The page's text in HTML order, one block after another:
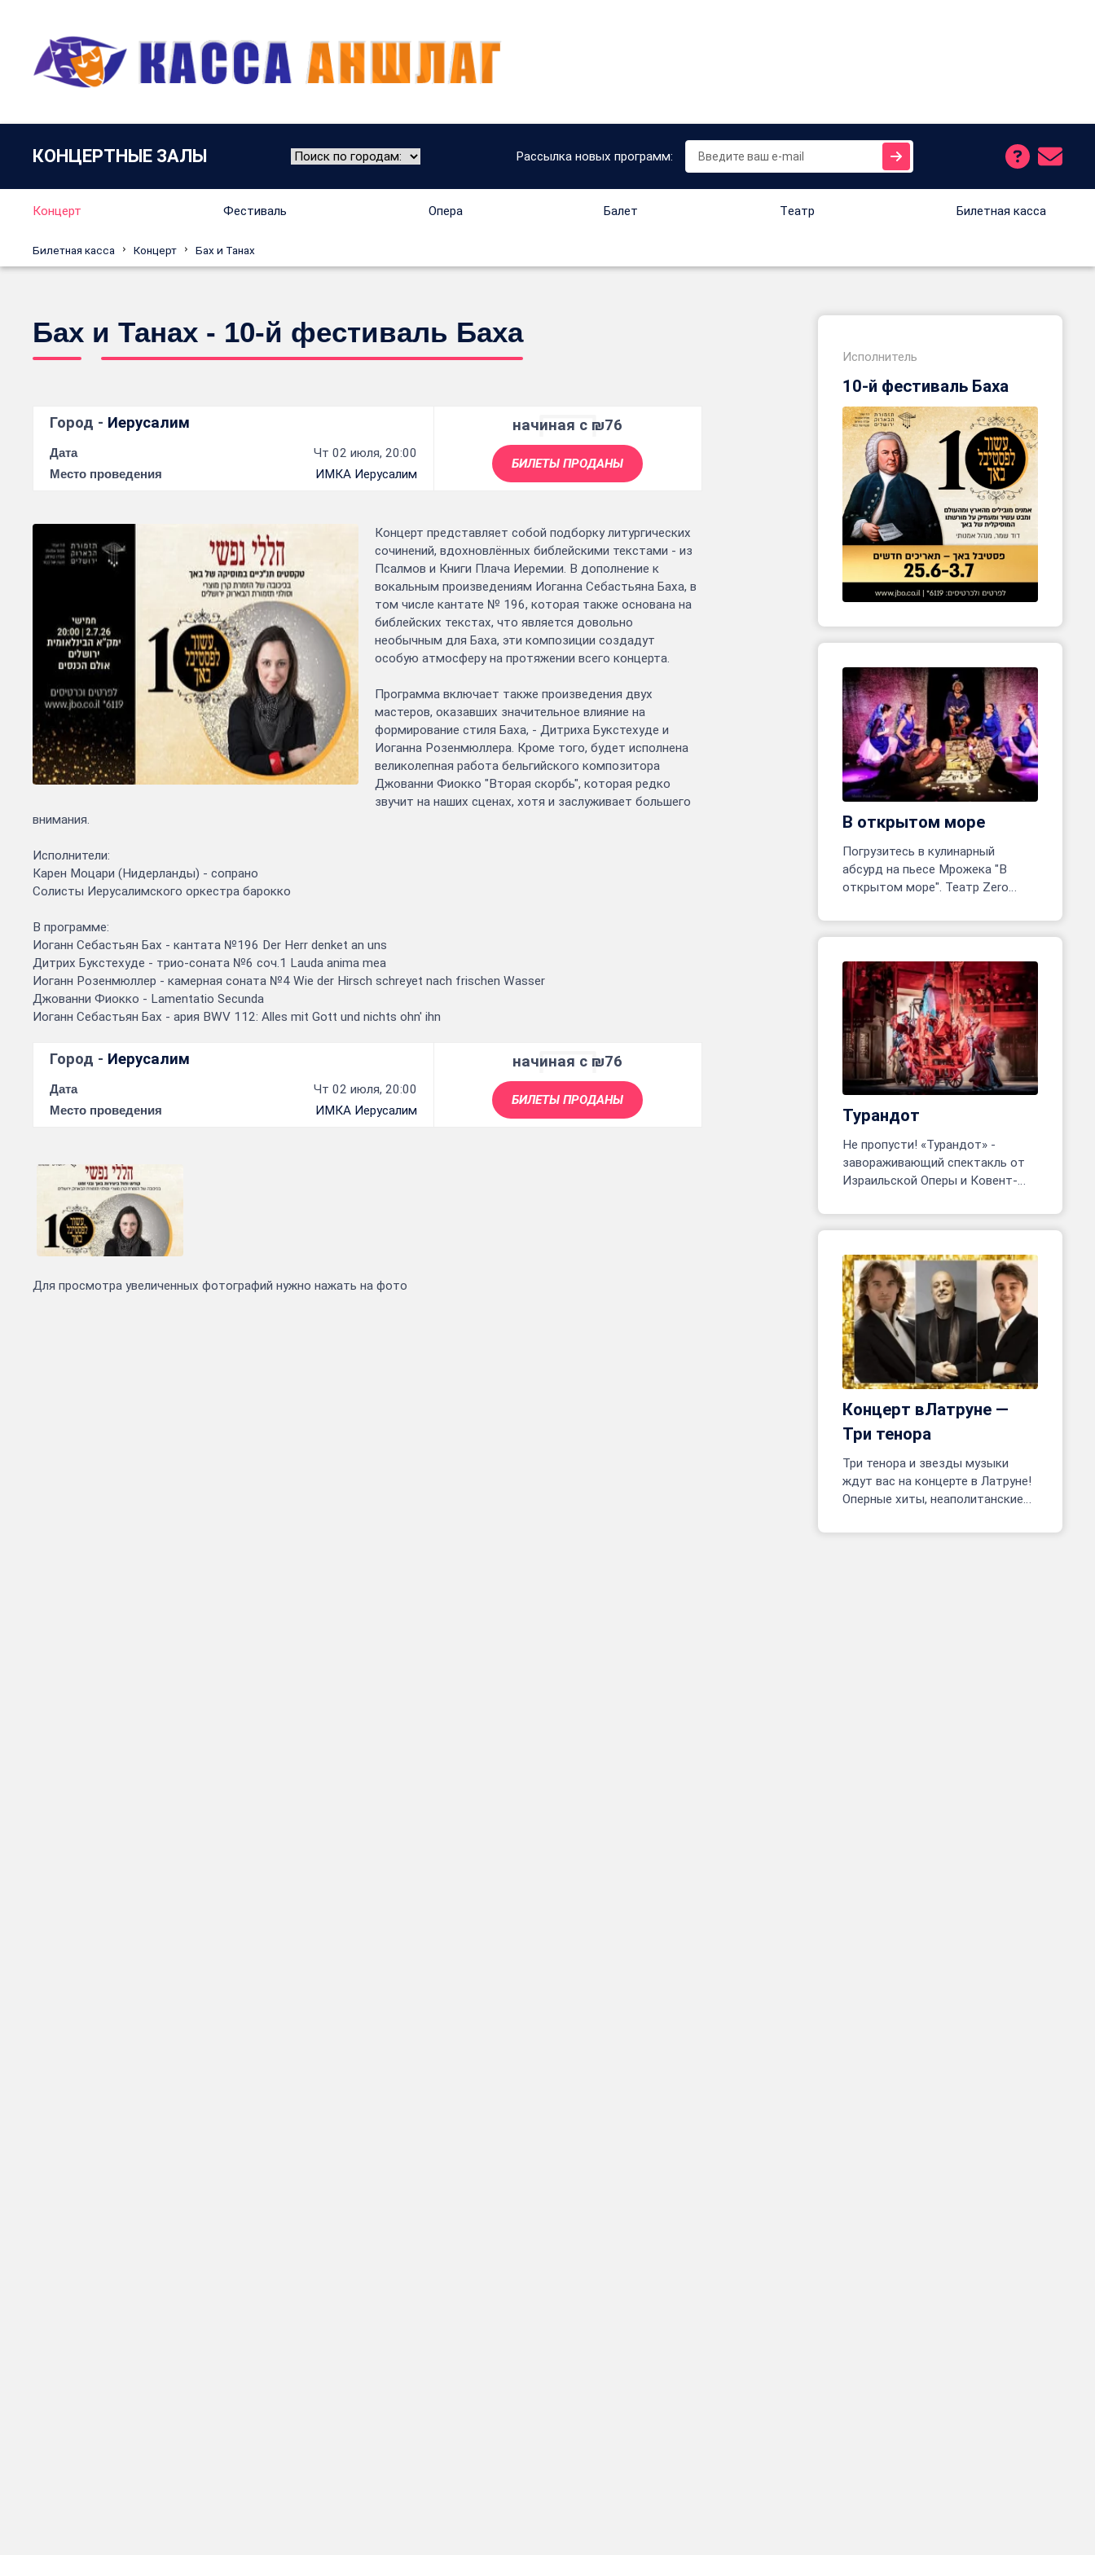
КОНЦЕРТНЫЕ ЗАЛЫ Рассылка новых программ:
Концерт Фестиваль Опера Балет Tеатр Билетная касса
Билетная касса Концерт Бах и Танах
Бах и Танах - 10-й фестиваль Баха
Город - Иерусалим
Дата Чт 02 июля, 20:00
Место проведения ИМКА Иерусалим
начиная с ₪76
БИЛЕТЫ ПРОДАНЫ
Концерт представляет собой подборку литургических
сочинений, вдохновлённых библейскими текстами - из
Псалмов и Книги Плача Иеремии. В дополнение к
вокальным произведениям Иоганна Себастьяна Баха, в
том числе кантате № 196, которая также основана на
библейских текстах, что является довольно
необычным для Баха, эти композиции создадут
особую атмосферу на протяжении всего концерта.
Программа включает также произведения двух
мастеров, оказавших значительное влияние на
формирование стиля Баха, - Дитриха Букстехуде и
Иоганна Розенмюллера. Кроме того, будет исполнена
великолепная работа бельгийского композитора
Джованни Фиокко "Вторая скорбь", которая редко
звучит на наших сценах, хотя и заслуживает большего
внимания.
Исполнители:
Карен Моцари (Нидерланды) - сопрано
Солисты Иерусалимского оркестра барокко
В программе:
Иоганн Себастьян Бах - кантата №196 Der Herr denket an uns
Дитрих Букстехуде - трио-соната №6 соч.1 Lauda anima mea
Иоганн Розенмюллер - камерная соната №4 Wie der Hirsch schreyet nach frischen Wasser
Джованни Фиокко - Lamentatio Secunda
Иоганн Себастьян Бах - ария BWV 112: Alles mit Gott und nichts ohn' ihn
Город - Иерусалим
Дата Чт 02 июля, 20:00
Место проведения ИМКА Иерусалим
начиная с ₪76
БИЛЕТЫ ПРОДАНЫ
Для просмотра увеличенных фотографий нужно нажать на фото
Исполнитель
10-й фестиваль Баха
В открытом море
Погрузитесь в кулинарный
абсурд на пьесе Мрожека "В
открытом море". Театр Zero
приключение! Реж. Марина
Белявцева, Олег Родовильский.
Турандот
Не пропусти! «Турандот» -
завораживающий спектакль от
Израильской Оперы и Ковент-
июля. Более 200 артистов на
сцене!
Концерт вЛатруне —
Три тенора
Три тенора и звезды музыки
ждут вас на концерте в Латруне!
Оперные хиты, неаполитанские